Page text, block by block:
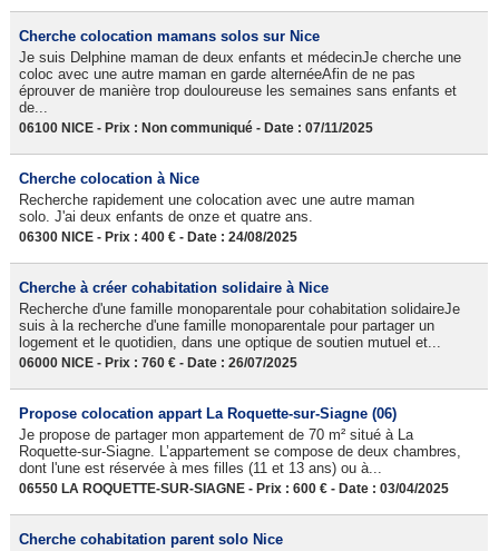
Cherche colocation mamans solos sur Nice
Je suis Delphine maman de deux enfants et médecinJe cherche une
coloc avec une autre maman en garde alternéeAfin de ne pas
éprouver de manière trop douloureuse les semaines sans enfants et
de...
06100 NICE - Prix : Non communiqué - Date : 07/11/2025
Cherche colocation à Nice
Recherche rapidement une colocation avec une autre maman
solo. J'ai deux enfants de onze et quatre ans.
06300 NICE - Prix : 400 € - Date : 24/08/2025
Cherche à créer cohabitation solidaire à Nice
Recherche d'une famille monoparentale pour cohabitation solidaireJe
suis à la recherche d'une famille monoparentale pour partager un
logement et le quotidien, dans une optique de soutien mutuel et...
06000 NICE - Prix : 760 € - Date : 26/07/2025
Propose colocation appart La Roquette-sur-Siagne (06)
Je propose de partager mon appartement de 70 m² situé à La
Roquette-sur-Siagne. L’appartement se compose de deux chambres,
dont l'une est réservée à mes filles (11 et 13 ans) ou à...
06550 LA ROQUETTE-SUR-SIAGNE - Prix : 600 € - Date : 03/04/2025
Cherche cohabitation parent solo Nice